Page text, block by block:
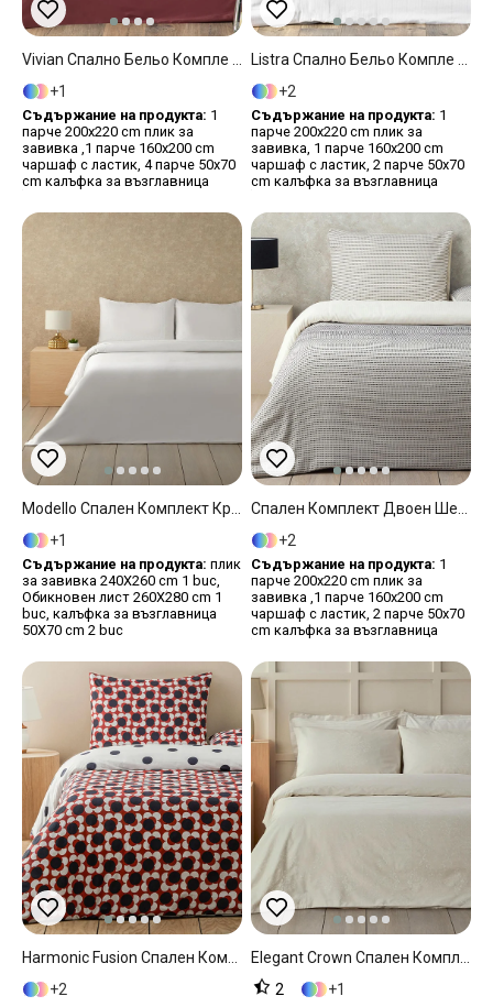
1
Съдържание на продукта: 1
парче 200x220 cm плик за
завивка ,1 парче 160x200 cm
чаршаф с ластик, 4 парче 50x70
cm калъфка за възглавница
2
Съдържание на продукта: 1
парче 200x220 cm плик за
завивка, 1 парче 160x200 cm
чаршаф с ластик, 2 парче 50x70
cm калъфка за възглавница
1
Съдържание на продукта: плик
за завивка 240X260 cm 1 buc,
Обикновен лист 260X280 cm 1
buc, калъфка за възглавница
50X70 cm 2 buc
2
Съдържание на продукта: 1
парче 200x220 cm плик за
завивка ,1 парче 160x200 cm
чаршаф с ластик, 2 парче 50x70
cm калъфка за възглавница
2
2
1